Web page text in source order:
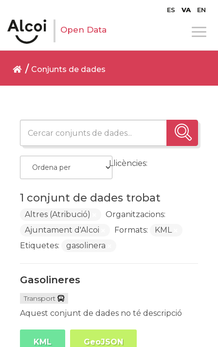
ES VA EN
Open Data
Conjunts de dades
1 conjunt de dades trobat
Llicències:
Altres (Atribució)
Organitzacions:
Ajuntament d'Alcoi
Formats:
KML
Etiquetes:
gasolinera
Gasolineres
Transport
Aquest conjunt de dades no té descripció
KML GeoJSON